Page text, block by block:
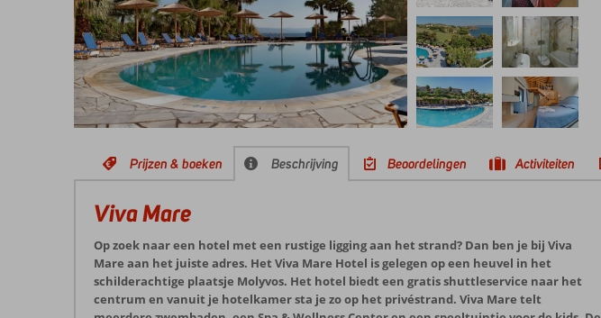
Prijzen & boeken Beschrijving Beoordelingen Activiteiten
Viva Mare
Op zoek naar een hotel met een rustige ligging aan het strand? Dan ben je bij Viva
Mare aan het juiste adres. Het Viva Mare Hotel is gelegen op een heuvel in het
schilderachtige plaatsje Molyvos. Het hotel biedt een gratis shuttleservice naar het
centrum en vanuit je hotelkamer sta je zo op het privéstrand. Viva Mare telt